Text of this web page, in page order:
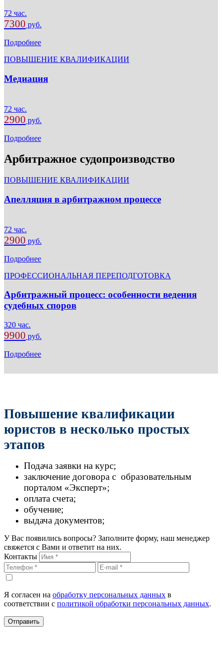
72 час.
7300 руб.
Подробнее
ПОВЫШЕНИЕ КВАЛИФИКАЦИИ
Медиация
72 час.
2900 руб.
Подробнее
Арбитражное судопроизводство
ПОВЫШЕНИЕ КВАЛИФИКАЦИИ
Апелляция в арбитражном процессе
72 час.
2900 руб.
Подробнее
ПРОФЕССИОНАЛЬНАЯ ПЕРЕПОДГОТОВКА
Арбитражный процесс: особенности ведения
судебных споров
320 час.
9900 руб.
Подробнее
Повышение квалификации
юристов в несколько простых
этапов
Подача заявки на курс;
заключение договора с образовательным
порталом «Эксперт»;
оплата счета;
обучение;
выдача документов;
У Вас появились вопросы? Заполните форму, наш менеджер
свяжется с Вами и ответит на них.
Контакты
Я согласен на обработку персональных данных в
соответствии с политикой обработки персональных данных.
Отправить